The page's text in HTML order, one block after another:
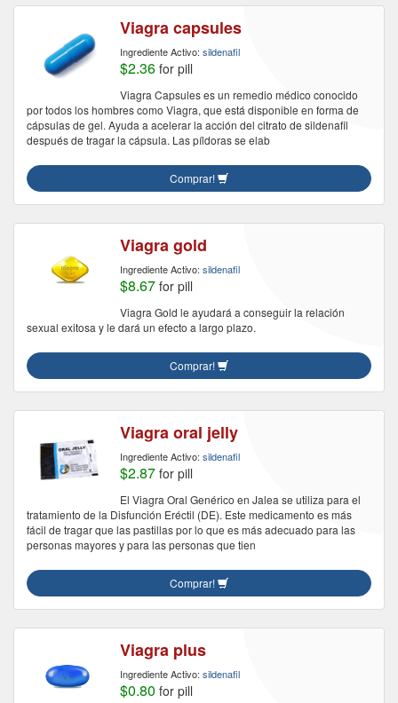
Viagra capsules
Ingrediente Activo: sildenafil
$2.36 for pill
Viagra Capsules es un remedio médico conocido
por todos los hombres como Viagra, que está disponible en forma de
cápsulas de gel. Ayuda a acelerar la acción del citrato de sildenafil
después de tragar la cápsula. Las píldoras se elab
Comprar!
Viagra gold
Ingrediente Activo: sildenafil
$8.67 for pill
Viagra Gold le ayudará a conseguir la relación
sexual exitosa y le dará un efecto a largo plazo.
Comprar!
Viagra oral jelly
Ingrediente Activo: sildenafil
$2.87 for pill
El Viagra Oral Genérico en Jalea se utiliza para el
tratamiento de la Disfunción Eréctil (DE). Este medicamento es más
fácil de tragar que las pastillas por lo que es más adecuado para las
personas mayores y para las personas que tien
Comprar!
Viagra plus
Ingrediente Activo: sildenafil
$0.80 for pill